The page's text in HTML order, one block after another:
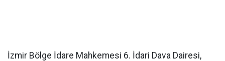
İzmir Bölge İdare Mahkemesi 6. İdari Dava Dairesi,